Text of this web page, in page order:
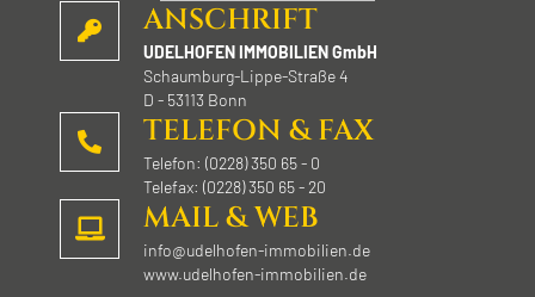
ANSCHRIFT
UDELHOFEN IMMOBILIEN GmbH
Schaumburg-Lippe-Straße 4
D - 53113 Bonn
TELEFON & FAX
Telefon: (0228) 350 65 - 0
Telefax: (0228) 350 65 - 20
MAIL & WEB
info@udelhofen-immobilien.de
www.udelhofen-immobilien.de